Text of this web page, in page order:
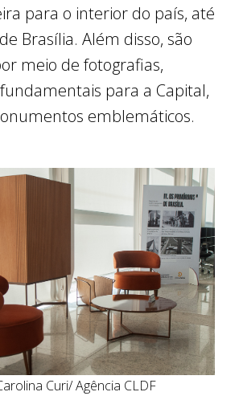
para o interior do país, até
Brasília. Além disso, são
meio de fotografias,
para a Capital,
emblemáticos.
Curi/ Agência CLDF